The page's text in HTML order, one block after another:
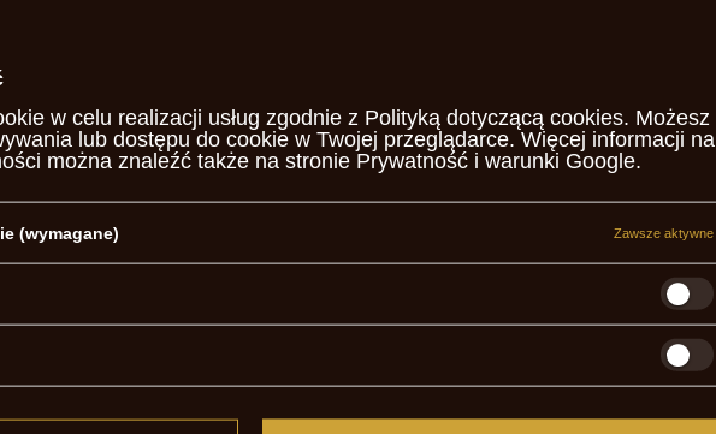
PYTANIA INNYCH KLIENTÓW
w celu realizacji usług zgodnie z Polityką dotyczącą cookies. Możesz
lub dostępu do cookie w Twojej przeglądarce. Więcej informacji na
można znaleźć także na stronie Prywatność i warunki Google.
(wymagane) Zawsze aktywne